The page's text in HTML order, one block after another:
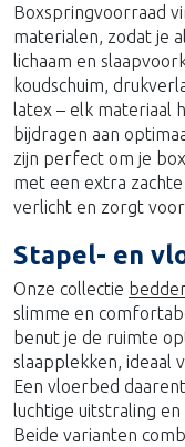
Boxspringvoorraad
materialen, zodat je
lichaam en
koudschuim,
latex – elk materiaal
bijdragen aan
zijn perfect om je
met een extra
verlicht en zorgt
Stapel- en
Onze collectie
slimme en
benut je de ruimte
slaapplekken, ideaal
Een vloerbed
luchtige uitstraling
Beide varianten